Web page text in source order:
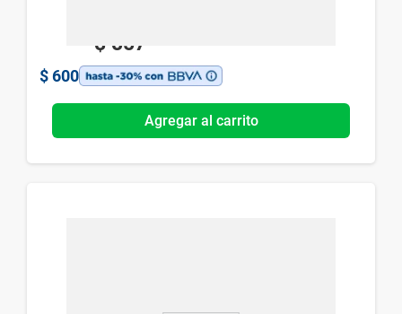
$ 857
$ 600
Agregar al carrito